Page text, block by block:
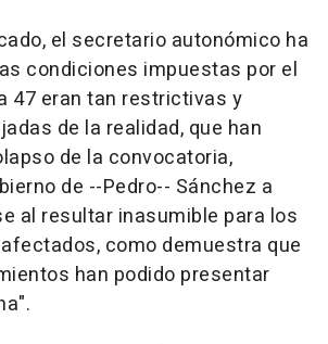
el secretario autonómico ha
condiciones impuestas por el
47 eran tan restrictivas y
de la realidad, que han
de la convocatoria,
de --Pedro-- Sánchez a
al resultar inasumible para los
como demuestra que
han podido presentar